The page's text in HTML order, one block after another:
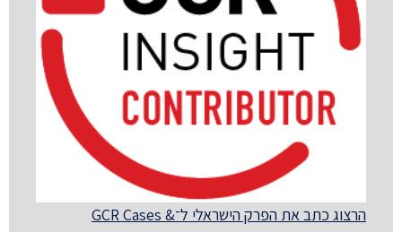
הרצוג כתב את הפרק הישראלי ל־GCR Cases &